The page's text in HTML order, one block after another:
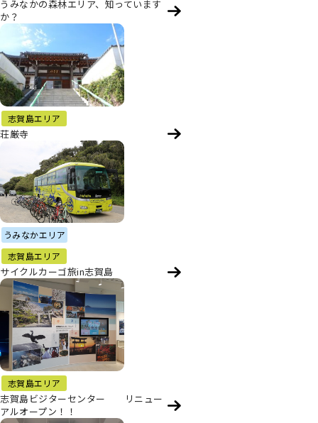
うみなかの森林エリア、知っています
か？
志賀島エリア
荘厳寺
うみなかエリア
志賀島エリア
サイクルカーゴ旅in志賀島
志賀島エリア
志賀島ビジターセンター リニュー
アルオープン！！